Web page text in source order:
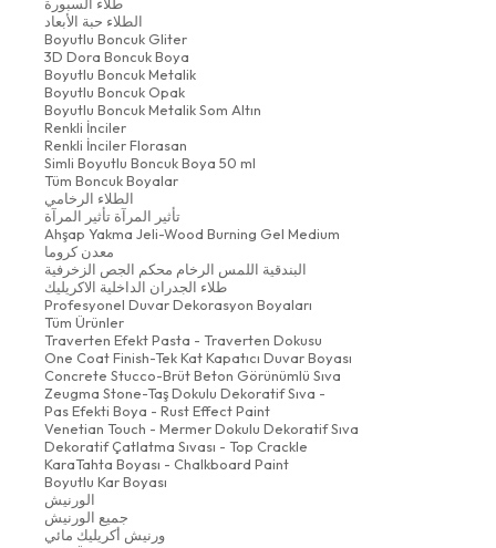
طلاء السبورة
الطلاء حبة الأبعاد
Boyutlu Boncuk Gliter
3D Dora Boncuk Boya
Boyutlu Boncuk Metalik
Boyutlu Boncuk Opak
Boyutlu Boncuk Metalik Som Altın
Renkli İnciler
Renkli İnciler Florasan
Simli Boyutlu Boncuk Boya 50 ml
Tüm Boncuk Boyalar
الطلاء الرخامي
تأثير المرآة تأثير المرآة
Ahşap Yakma Jeli-Wood Burning Gel Medium
معدن كروما
البندقية اللمس الرخام محكم الجص الزخرفية
طلاء الجدران الداخلية الاكريليك
Profesyonel Duvar Dekorasyon Boyaları
Tüm Ürünler
Traverten Efekt Pasta - Traverten Dokusu
One Coat Finish-Tek Kat Kapatıcı Duvar Boyası
Concrete Stucco-Brüt Beton Görünümlü Sıva
Zeugma Stone-Taş Dokulu Dekoratif Sıva -
Pas Efekti Boya - Rust Effect Paint
Venetian Touch - Mermer Dokulu Dekoratif Sıva
Dekoratif Çatlatma Sıvası - Top Crackle
KaraTahta Boyası - Chalkboard Paint
Boyutlu Kar Boyası
الورنيش
جميع الورنيش
ورنيش أكريليك مائي